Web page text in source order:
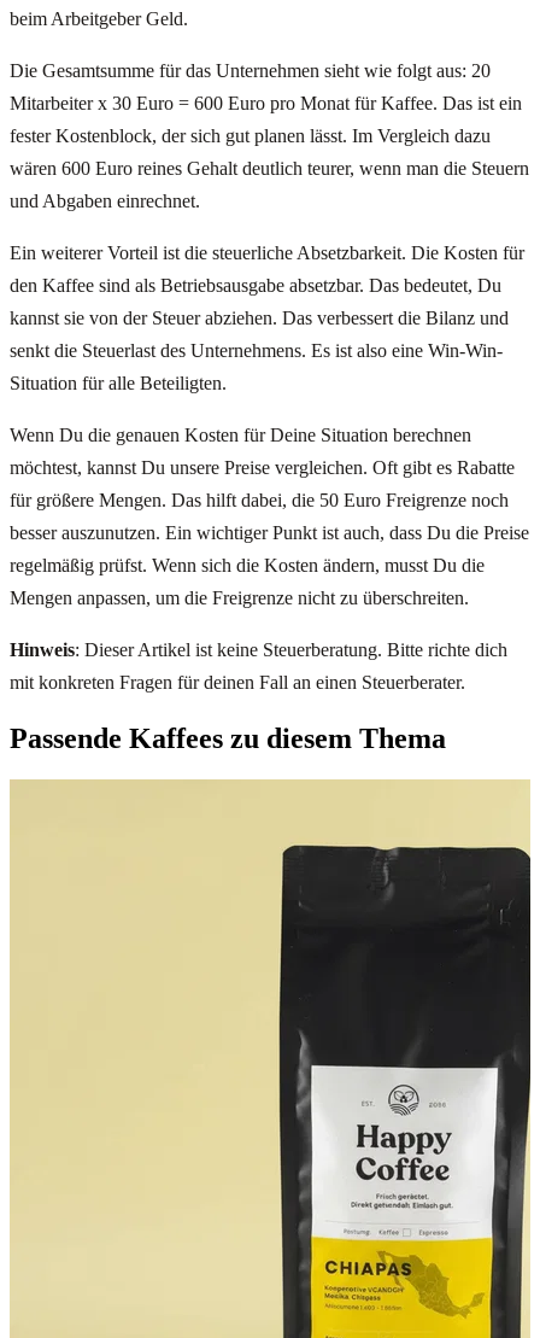
beim Arbeitgeber Geld.
Die Gesamtsumme für das Unternehmen sieht wie folgt aus: 20
Mitarbeiter x 30 Euro = 600 Euro pro Monat für Kaffee. Das ist ein
fester Kostenblock, der sich gut planen lässt. Im Vergleich dazu
wären 600 Euro reines Gehalt deutlich teurer, wenn man die Steuern
und Abgaben einrechnet.
Ein weiterer Vorteil ist die steuerliche Absetzbarkeit. Die Kosten für
den Kaffee sind als Betriebsausgabe absetzbar. Das bedeutet, Du
kannst sie von der Steuer abziehen. Das verbessert die Bilanz und
senkt die Steuerlast des Unternehmens. Es ist also eine Win-Win-
Situation für alle Beteiligten.
Wenn Du die genauen Kosten für Deine Situation berechnen
möchtest, kannst Du unsere Preise vergleichen. Oft gibt es Rabatte
für größere Mengen. Das hilft dabei, die 50 Euro Freigrenze noch
besser auszunutzen. Ein wichtiger Punkt ist auch, dass Du die Preise
regelmäßig prüfst. Wenn sich die Kosten ändern, musst Du die
Mengen anpassen, um die Freigrenze nicht zu überschreiten.
Hinweis: Dieser Artikel ist keine Steuerberatung. Bitte richte dich
mit konkreten Fragen für deinen Fall an einen Steuerberater.
Passende Kaffees zu diesem Thema